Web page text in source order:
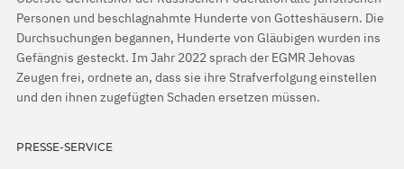
Personen und beschlagnahmte Hunderte von Gotteshäusern. Die
Durchsuchungen begannen, Hunderte von Gläubigen wurden ins
Gefängnis gesteckt. Im Jahr 2022 sprach der EGMR Jehovas
Zeugen frei, ordnete an, dass sie ihre Strafverfolgung einstellen
und den ihnen zugefügten Schaden ersetzen müssen.
PRESSE-SERVICE